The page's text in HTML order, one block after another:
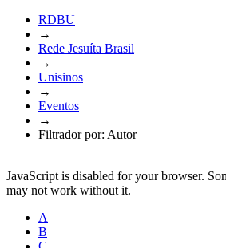
RDBU
→
Rede Jesuíta Brasil
→
Unisinos
→
Eventos
→
Filtrador por: Autor
JavaScript is disabled for your browser.
may not work without it.
A
B